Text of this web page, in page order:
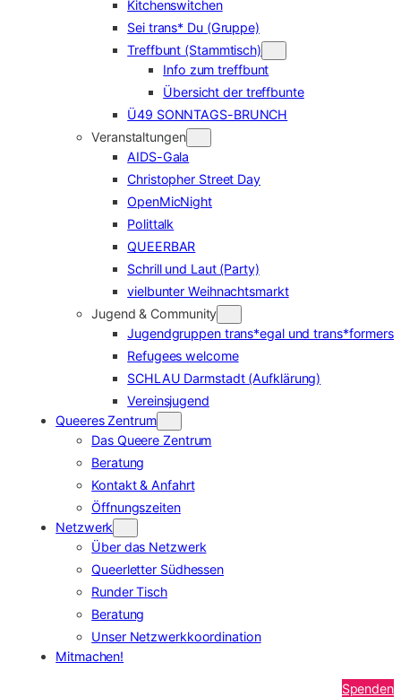
Kitchenswitchen
Sei trans* Du (Gruppe)
Treffbunt (Stammtisch)
Info zum treffbunt
Übersicht der treffbunte
Ü49 SONNTAGS-BRUNCH
Veranstaltungen
AIDS-Gala
Christopher Street Day
OpenMicNight
Polittalk
QUEERBAR
Schrill und Laut (Party)
vielbunter Weihnachtsmarkt
Jugend & Community
Jugendgruppen trans*egal und trans*formers
Refugees welcome
SCHLAU Darmstadt (Aufklärung)
Vereinsjugend
Queeres Zentrum
Das Queere Zentrum
Beratung
Kontakt & Anfahrt
Öffnungszeiten
Netzwerk
Über das Netzwerk
Queerletter Südhessen
Runder Tisch
Beratung
Unser Netzwerkkoordination
Mitmachen!
Spenden